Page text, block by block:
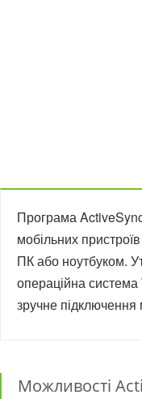
Програма
мобільних
ПК або ноутбуком.
операційна
зручне
Можливості